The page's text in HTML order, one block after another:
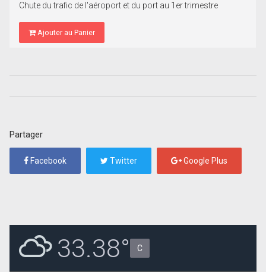
Chute du trafic de l'aéroport et du port au 1er trimestre
Ajouter au Panier
Partager
Facebook Twitter Google Plus
33.38° C